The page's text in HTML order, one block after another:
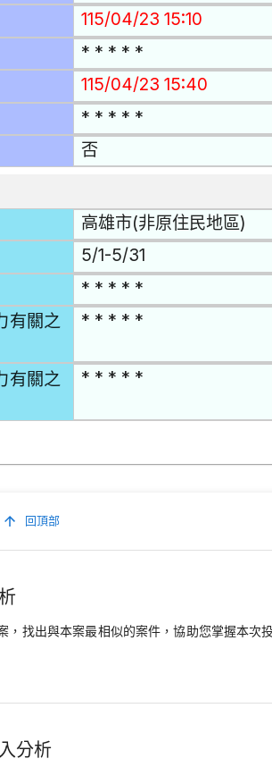
115/04/23 15:10
* * * * *
115/04/23 15:40
* * * * *
否
高雄市(非原住民地區)
5/1-5/31
* * * * *
有關之
* * * * *
有關之
* * * * *
回頂部
，找出與本案最相似的案件，協助您掌握本次
分析